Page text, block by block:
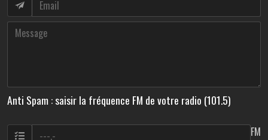
Anti Spam : saisir la fréquence FM de votre radio (101.5)
FM